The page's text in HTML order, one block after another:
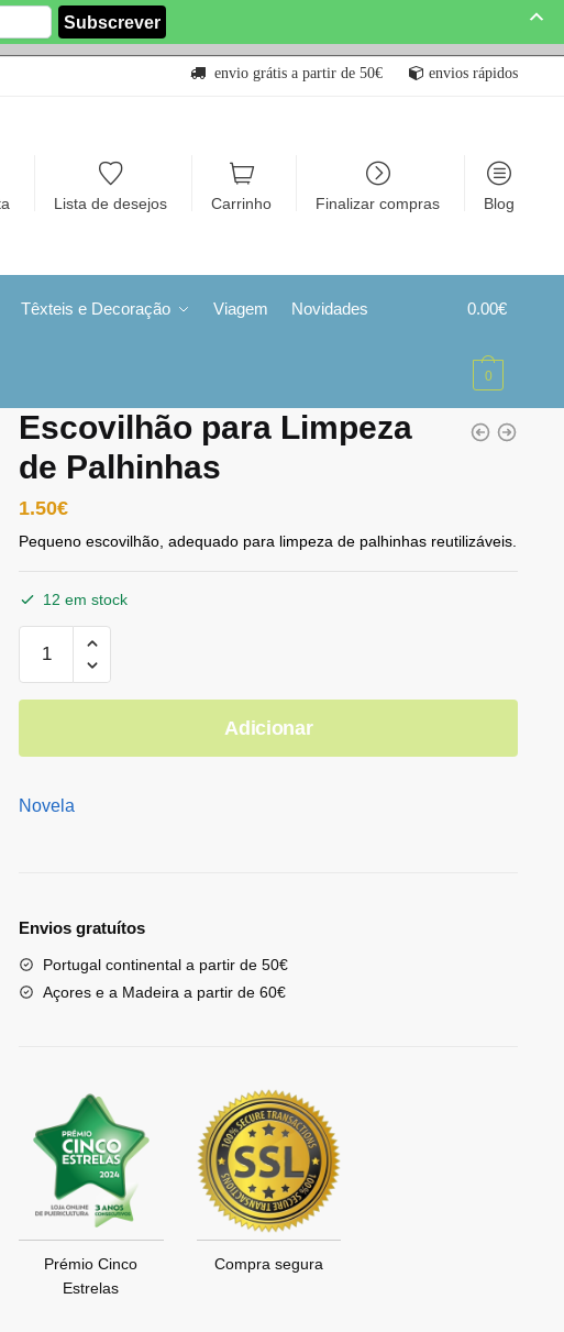
envio grátis a partir de 50€ envios rápidos
Lista de desejos Carrinho Finalizar compras Blog
Têxteis e Decoração Viagem Novidades 0.00€
0
Escovilhão para Limpeza
de Palhinhas
1.50€
Pequeno escovilhão, adequado para limpeza de palhinhas reutilizáveis.
12 em stock
Adicionar
Novela
Envios gratuítos
Portugal continental a partir de 50€
Açores e a Madeira a partir de 60€
Prémio Cinco
Estrelas
Compra segura